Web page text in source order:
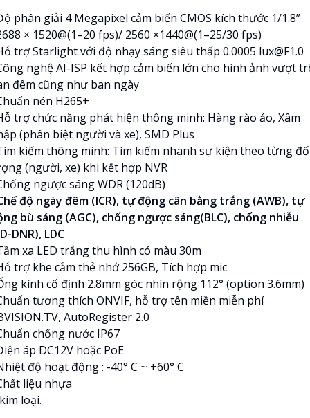
phân giải 4 Megapixel cảm biến CMOS kích thước 1/1.8”
× 1520@(1–20 fps)/ 2560 ×1440@(1–25/30 fps)
trợ Starlight với độ nhạy sáng siêu thấp 0.0005 lux@F1.0
nghệ AI-ISP kết hợp cảm biến lớn cho hình ảnh vượt
đêm cũng như ban ngày
nén H265+
trợ chức năng phát hiện thông minh: Hàng rào ảo, Xâm
(phân biệt người và xe), SMD Plus
kiếm thông minh: Tìm kiếm nhanh sự kiện theo từng
(người, xe) khi kết hợp NVR
ngược sáng WDR (120dB)
độ ngày đêm (ICR), tự động cân bằng trắng (AWB), tự
bù sáng (AGC), chống ngược sáng(BLC), chống nhiễu
DNR), LDC
xa LED trắng thu hình có màu 30m
trợ khe cắm thẻ nhớ 256GB, Tích hợp mic
kính cố định 2.8mm góc nhìn rộng 112° (option 3.6mm)
tương thích ONVIF, hỗ trợ tên miền miễn phí
AutoRegister 2.0
chống nước IP67
áp DC12V hoặc PoE
độ hoạt động : -40° C ~ +60° C
liệu nhựa
loại.